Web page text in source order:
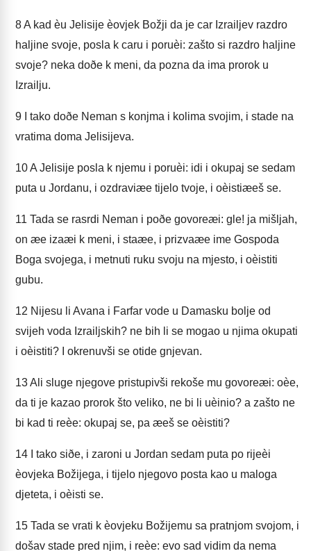
8A kad èu Jelisije èovjek Božji da je car Izrailjev razdro
haljine svoje, posla k caru i poruèi: zašto si razdro haljine
svoje? neka doðe k meni, da pozna da ima prorok u
Izrailju.
9 I tako doðe Neman s konjma i kolima svojim, i stade na
vratima doma Jelisijeva.
10A Jelisije posla k njemu i poruèi: idi i okupaj se sedam
puta u Jordanu, i ozdraviæe tijelo tvoje, i oèistiæeš se.
11 Tada se rasrdi Neman i poðe govoreæi: gle! ja mišljah,
on æe izaæi k meni, i staæe, i prizvaæe ime Gospoda
Boga svojega, i metnuti ruku svoju na mjesto, i oèistiti
gubu.
12 Nijesu li Avana i Farfar vode u Damasku bolje od
svijeh voda Izrailjskih? ne bih li se mogao u njima okupati
i oèistiti? I okrenuvši se otide gnjevan.
13Ali sluge njegove pristupivši rekoše mu govoreæi: oèe,
da ti je kazao prorok što veliko, ne bi li uèinio? a zašto ne
bi kad ti reèe: okupaj se, pa æeš se oèistiti?
14 I tako siðe, i zaroni u Jordan sedam puta po rijeèi
èovjeka Božijega, i tijelo njegovo posta kao u maloga
djeteta, i oèisti se.
15 Tada se vrati k èovjeku Božijemu sa pratnjom svojom, i
došav stade pred njim, i reèe: evo sad vidim da nema